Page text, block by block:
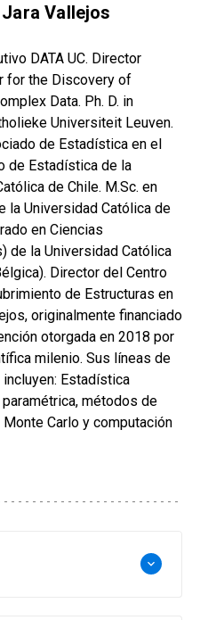
Vallejos
DATA UC. Director
for the Discovery of
Data. Ph. D. in
Universiteit Leuven.
de Estadística en el
de Estadística de la
de Chile. M.Sc. en
la Universidad Católica de
en Ciencias
de la Universidad Católica
Director del Centro
de Estructuras en
originalmente financiado
otorgada en 2018 por
milenio. Sus líneas de
Estadística
métodos de
Monte Carlo y computación
keyboard_arrow_down